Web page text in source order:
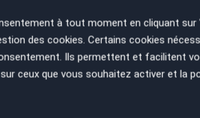
Active 1.4 VTi 95 cv
2012
à tout moment en cliquant sur
des cookies. Certains cookies
Ils permettent et facilitent
ceux que vous souhaitez activer et la